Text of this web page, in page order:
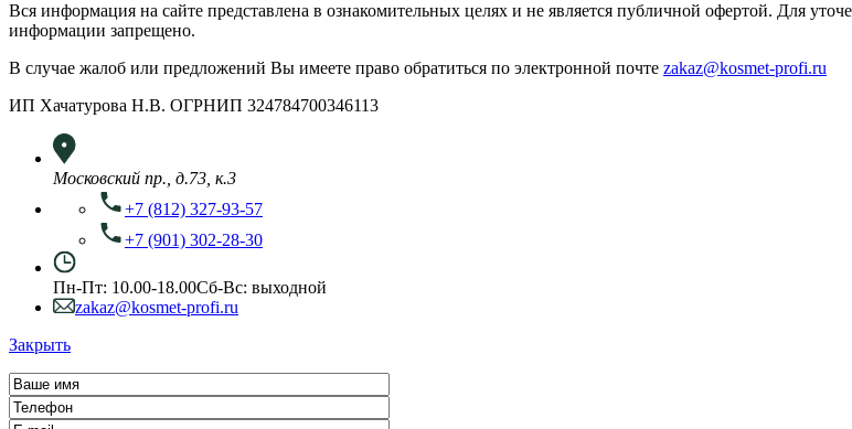
Вся информация на сайте представлена в ознакомительных целях и не является публичной офертой. Для
информации запрещено.
В случае жалоб или предложений Вы имеете право обратиться по электронной почте zakaz@kosmet-profi.ru
ИП Хачатурова Н.В. ОГРНИП 324784700346113
Московский пр., д.73, к.3
+7 (812) 327-93-57
+7 (901) 302-28-30
Пн-Пт: 10.00-18.00Сб-Вс: выходной
zakaz@kosmet-profi.ru
Закрыть